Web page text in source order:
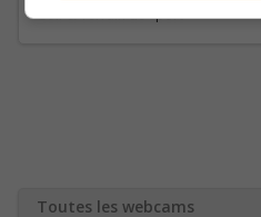
Golf & Terrain de Sport
Toutes les webcams